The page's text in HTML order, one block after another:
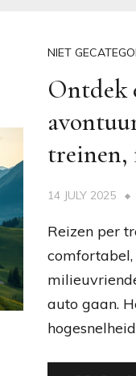
NIET
Ontdek
treinen,
14 JULY 2025
Reizen per
auto gaan.